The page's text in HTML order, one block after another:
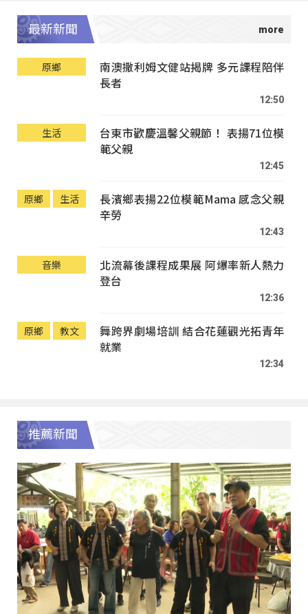
最新新聞
原鄉
南澳撒利姆文健站揭牌 多元課程陪伴
長者
12:50
生活
台東市歡慶溫馨父親節！ 表揚71位模
範父親
12:45
原鄉 生活
長濱鄉表揚22位模範Mama 感念父親
辛勞
12:43
音樂
北流幕後課程成果展 阿爆率新人熱力
登台
12:36
原鄉 教文
舞跨界劇場培訓 結合花蓮觀光拓青年
就業
12:34
推薦新聞